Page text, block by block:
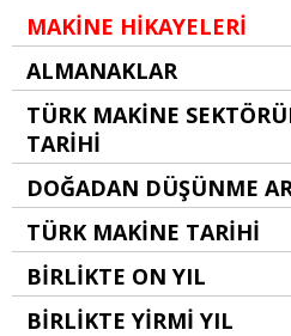
MAKİNE HİKAYELERİ
ALMANAKLAR
TÜRK MAKİNE
TARİHİ
DOĞADAN DÜŞÜNME
TÜRK MAKİNE TARİHİ
BİRLİKTE ON YIL
BİRLİKTE YİRMİ YIL